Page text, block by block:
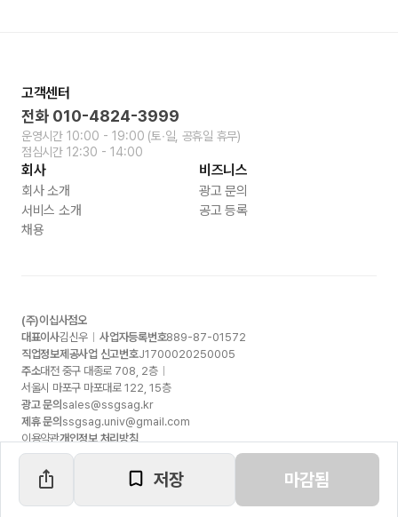
저장 마감됨
고객센터
전화 010-4824-3999
운영시간 10:00 - 19:00 (토∙일, 공휴일 휴무)
점심시간 12:30 - 14:00
회사
회사 소개
서비스 소개
채용
비즈니스
광고 문의
공고 등록
(주)이십사점오
대표이사김신우 사업자등록번호889-87-01572
직업정보제공사업 신고번호J1700020250005
주소대전 중구 대종로 708, 2층
서울시 마포구 마포대로 122, 15층
광고 문의 sales@ssgsag.kr
제휴 문의 ssgsag.univ@gmail.com
이용약관개인정보 처리방침